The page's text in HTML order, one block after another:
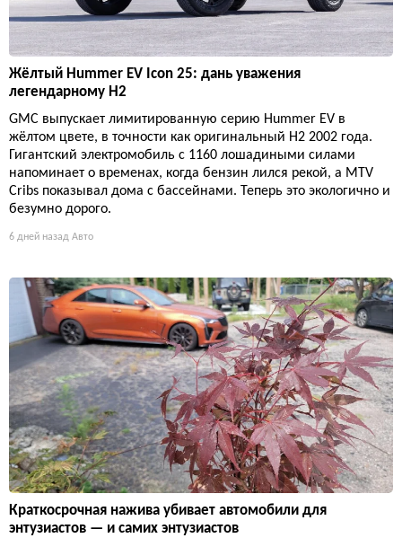
Жёлтый Hummer EV Icon 25: дань уважения
легендарному H2
GMC выпускает лимитированную серию Hummer EV в
жёлтом цвете, в точности как оригинальный H2 2002 года.
Гигантский электромобиль с 1160 лошадиными силами
напоминает о временах, когда бензин лился рекой, а MTV
Cribs показывал дома с бассейнами. Теперь это экологично и
безумно дорого.
6 дней назад Авто
Краткосрочная нажива убивает автомобили для
энтузиастов — и самих энтузиастов